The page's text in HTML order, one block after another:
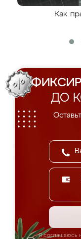
Как
ДО
Я соглашаюсь